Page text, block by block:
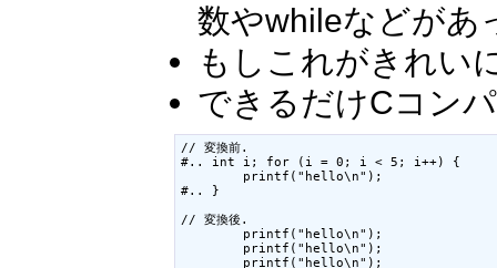
数やwhileなどがあ
もしこれがきれい
できるだけCコン
// 変換前.
#.. int i; for (i = 0; i < 5; i++) {
        printf("hello\n");
#.. }
// 変換後.
        printf("hello\n");
        printf("hello\n");
        printf("hello\n");